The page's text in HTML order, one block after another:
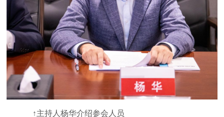
↑主持人杨华介绍参会人员